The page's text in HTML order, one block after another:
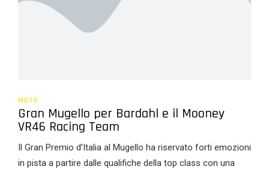
MOTO
Gran Mugello per Bardahl e il Mooney
VR46 Racing Team
Il Gran Premio d’Italia al Mugello ha riservato forti emozioni
in pista a partire dalle qualifiche della top class con una